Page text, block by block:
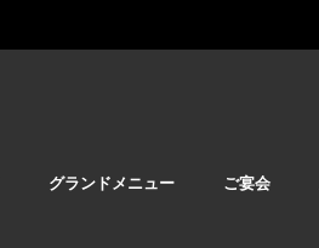
グランドメニュー ご宴会